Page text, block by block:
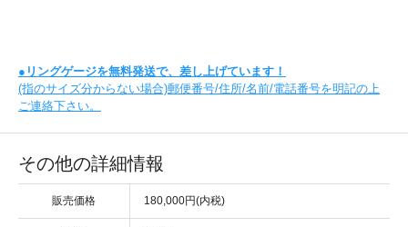
● リングゲージを無料発送で、差し上げています！
(指のサイズ分からない場合)郵便番号/住所/名前/電話番号を明記の上
ご連絡下さい。
その他の詳細情報
販売価格 180,000円(内税)